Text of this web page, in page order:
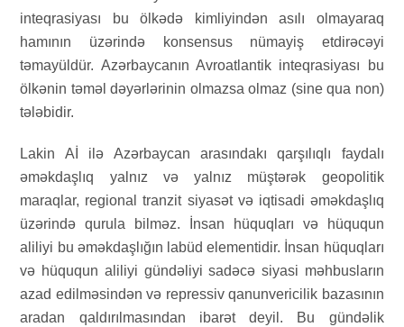
inteqrasiyası bu ölkədə kimliyindən asılı olmayaraq
hamının üzərində konsensus nümayiş etdirəcəyi
təmayüldür. Azərbaycanın Avroatlantik inteqrasiyası bu
ölkənin təməl dəyərlərinin olmazsa olmaz (sine qua non)
tələbidir.
Lakin Aİ ilə Azərbaycan arasındakı qarşılıqlı faydalı
əməkdaşlıq yalnız və yalnız müştərək geopolitik
maraqlar, regional tranzit siyasət və iqtisadi əməkdaşlıq
üzərində qurula bilməz. İnsan hüquqları və hüququn
aliliyi bu əməkdaşlığın labüd elementidir. İnsan hüquqları
və hüququn aliliyi gündəliyi sadəcə siyasi məhbusların
azad edilməsindən və repressiv qanunvericilik bazasının
aradan qaldırılmasından ibarət deyil. Bu gündəlik